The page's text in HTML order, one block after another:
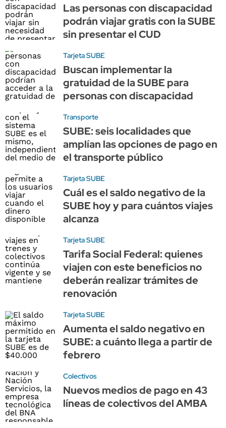
Las personas con discapacidad
podrán viajar gratis con la SUBE
sin presentar el CUD
Tarjeta SUBE
Buscan implementar la
gratuidad de la SUBE para
personas con discapacidad
Transporte
SUBE: seis localidades que
amplían las opciones de pago en
el transporte público
Tarjeta SUBE
Cuál es el saldo negativo de la
SUBE hoy y para cuántos viajes
alcanza
Tarjeta SUBE
Tarifa Social Federal: quienes
viajen con este beneficios no
deberán realizar trámites de
renovación
Tarjeta SUBE
Aumenta el saldo negativo en
SUBE: a cuánto llega a partir de
febrero
Colectivos
Nuevos medios de pago en 43
líneas de colectivos del AMBA